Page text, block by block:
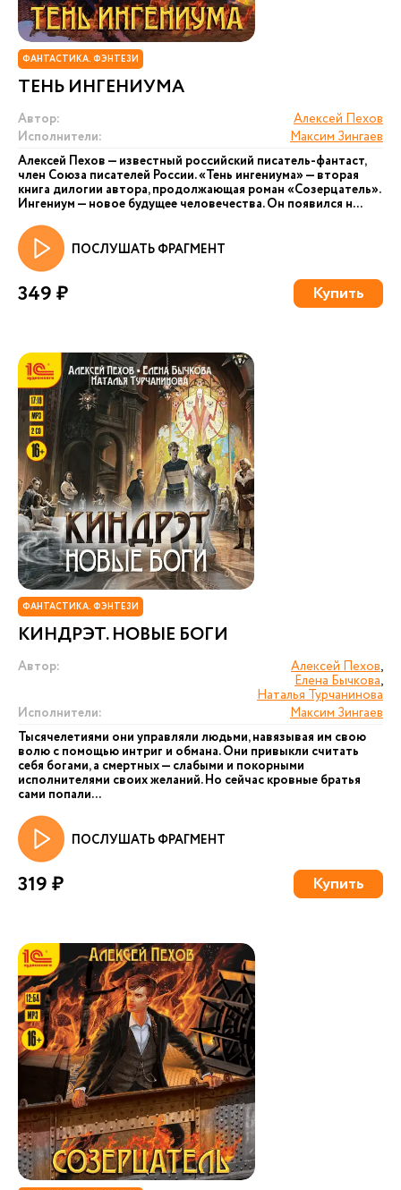
ФАНТАСТИКА. ФЭНТЕЗИ
ТЕНЬ ИНГЕНИУМА
Автор:
Алексей Пехов
Исполнители:
Максим Зингаев
Алексей Пехов — известный российский писатель-фантаст,
член Союза писателей России. «Тень ингениума» — вторая
книга дилогии автора, продолжающая роман «Созерцатель».
Ингениум — новое будущее человечества. Он появился н...
ПОСЛУШАТЬ ФРАГМЕНТ
349 ₽ Купить
ФАНТАСТИКА. ФЭНТЕЗИ
КИНДРЭТ. НОВЫЕ БОГИ
Автор: Алексей Пехов,
Елена Бычкова,
Наталья Турчанинова
Исполнители:
Максим Зингаев
Тысячелетиями они управляли людьми, навязывая им свою
волю с помощью интриг и обмана. Они привыкли считать
себя богами, а смертных — слабыми и покорными
исполнителями своих желаний. Но сейчас кровные братья
сами попали...
ПОСЛУШАТЬ ФРАГМЕНТ
319 ₽ Купить